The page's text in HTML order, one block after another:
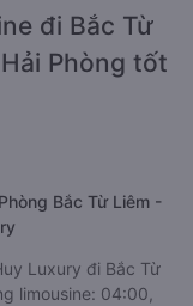
đi Bắc Từ
Phòng tốt
Bắc Từ Liêm -
Luxury đi Bắc Từ
limousine: 04:00,